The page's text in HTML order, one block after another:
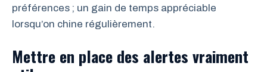
préférences ; un gain de temps appréciable
lorsqu’on chine régulièrement.
Mettre en place des alertes vraiment